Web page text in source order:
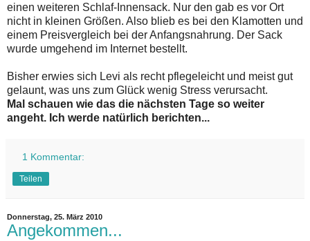
einen weiteren Schlaf-Innensack. Nur den gab es vor Ort
nicht in kleinen Größen. Also blieb es bei den Klamotten und
einem Preisvergleich bei der Anfangsnahrung. Der Sack
wurde umgehend im Internet bestellt.
Bisher erwies sich Levi als recht pflegeleicht und meist gut
gelaunt, was uns zum Glück wenig Stress verursacht.
Mal schauen wie das die nächsten Tage so weiter
angeht. Ich werde natürlich berichten...
1 Kommentar:
Teilen
Donnerstag, 25. März 2010
Angekommen...